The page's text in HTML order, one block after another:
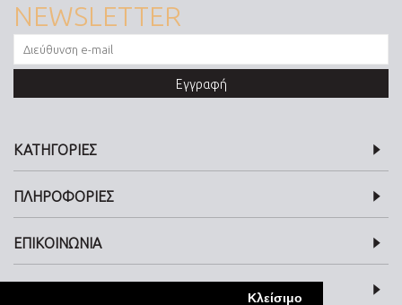
Κλείσιμο
NEWSLETTER
Εγγραφή
ΚΑΤΗΓΟΡΙΕΣ
ΠΛΗΡΟΦΟΡΙΕΣ
ΕΠΙΚΟΙΝΩΝΙΑ